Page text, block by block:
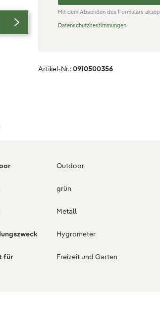
Mit dem Absenden des Formulars
Datenschutzbestimmungen.
Artikel-Nr.: 0910500356
Outdoor
grün
Metall
Hygrometer
für Freizeit und Garten